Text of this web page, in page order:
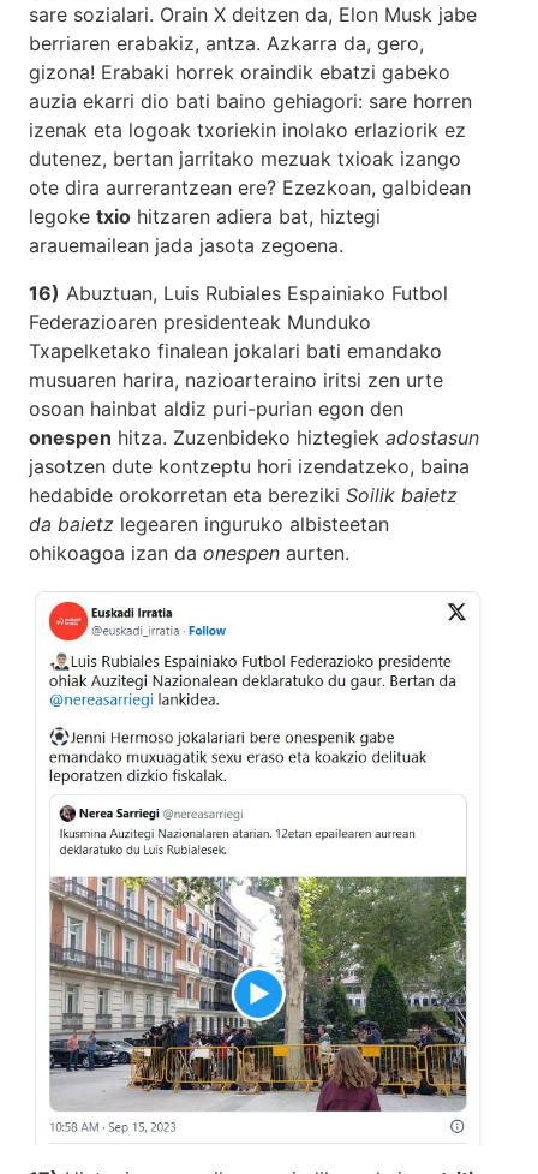
sare sozialari. Orain X deitzen da, Elon Musk jabe
berriaren erabakiz, antza. Azkarra da, gero,
gizona! Erabaki horrek oraindik ebatzi gabeko
auzia ekarri dio bati baino gehiagori: sare horren
izenak eta logoak txoriekin inolako erlaziorik ez
dutenez, bertan jarritako mezuak txioak izango
ote dira aurrerantzean ere? Ezezkoan, galbidean
legoke txio hitzaren adiera bat, hiztegi
arauemailean jada jasota zegoena.
16) Abuztuan, Luis Rubiales Espainiako Futbol
Federazioaren presidenteak Munduko
Txapelketako finalean jokalari bati emandako
musuaren harira, nazioarteraino iritsi zen urte
osoan hainbat aldiz puri-purian egon den
onespen hitza. Zuzenbideko hiztegiek adostasun
jasotzen dute kontzeptu hori izendatzeko, baina
hedabide orokorretan eta bereziki Soilik baietz
da baietz legearen inguruko albisteetan
ohikoagoa izan da onespen aurten.